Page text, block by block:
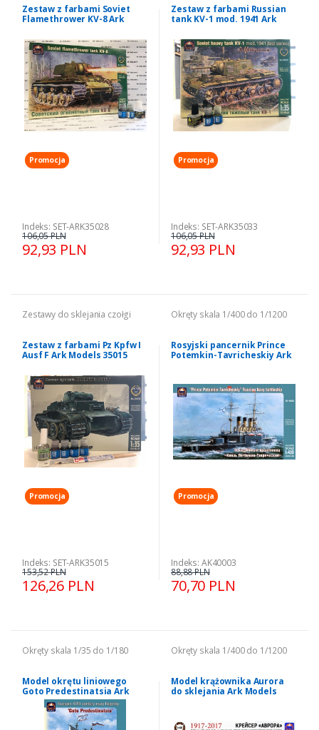
Zestaw z farbami Soviet
Flamethrower KV-8 Ark
Promocja
Indeks: SET-ARK35028
92,93 PLN
106,05 PLN
Zestaw z farbami Russian
tank KV-1 mod. 1941 Ark
Promocja
Indeks: SET-ARK35033
92,93 PLN
106,05 PLN
Zestawy do sklejania czołgi
Zestaw z farbami Pz Kpfw I
Ausf F Ark Models 35015
Promocja
Indeks: SET-ARK35015
126,26 PLN
153,52 PLN
Okręty skala 1/400 do 1/1200
Rosyjski pancernik Prince
Potemkin-Tavricheskiy Ark
Promocja
Indeks: AK40003
70,70 PLN
88,88 PLN
Okręty skala 1/35 do 1/180
Model okrętu liniowego
Goto Predestinatsia Ark
Models AK40006
Okręty skala 1/400 do 1/1200
Model krążownika Aurora
do sklejania Ark Models